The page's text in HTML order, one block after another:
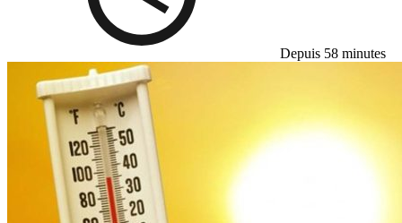
Depuis 58 minutes